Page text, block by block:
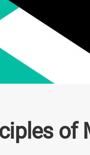
of